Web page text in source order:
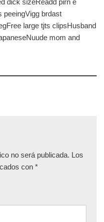
peeingVigg brdast
large tjts clipsHusband
mom and
no será publicada. Los
con *